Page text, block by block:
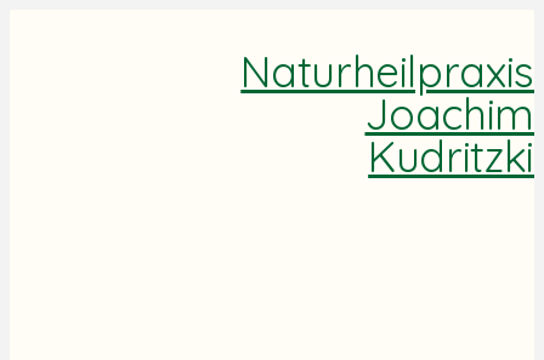
Naturheilpraxis
Joachim
Kudritzki